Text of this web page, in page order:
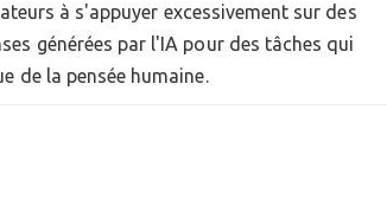
à s'appuyer excessivement sur des
générées par l'IA pour des tâches qui
de la pensée humaine.